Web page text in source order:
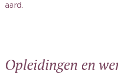
aard.
Opleidingen en